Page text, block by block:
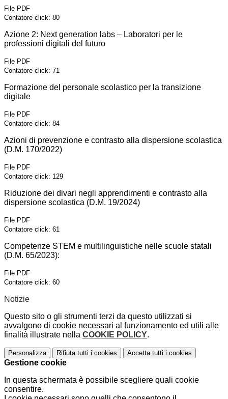
File PDF
Contatore click: 80
Azione 2: Next generation labs – Laboratori per le
professioni digitali del futuro
File PDF
Contatore click: 71
Formazione del personale scolastico per la transizione
digitale
File PDF
Contatore click: 84
Azioni di prevenzione e contrasto alla dispersione scolastica
(D.M. 170/2022)
File PDF
Contatore click: 129
Riduzione dei divari negli apprendimenti e contrasto alla
dispersione scolastica (D.M. 19/2024)
File PDF
Contatore click: 61
Competenze STEM e multilinguistiche nelle scuole statali
(D.M. 65/2023):
File PDF
Contatore click: 60
Notizie
Questo sito o gli strumenti terzi da questo utilizzati si
avvalgono di cookie necessari al funzionamento ed utili alle
finalità illustrate nella COOKIE POLICY.
Personalizza Rifiuta tutti i cookies Accetta tutti i cookies
Gestione cookie
In questa schermata è possibile scegliere quali cookie
consentire.